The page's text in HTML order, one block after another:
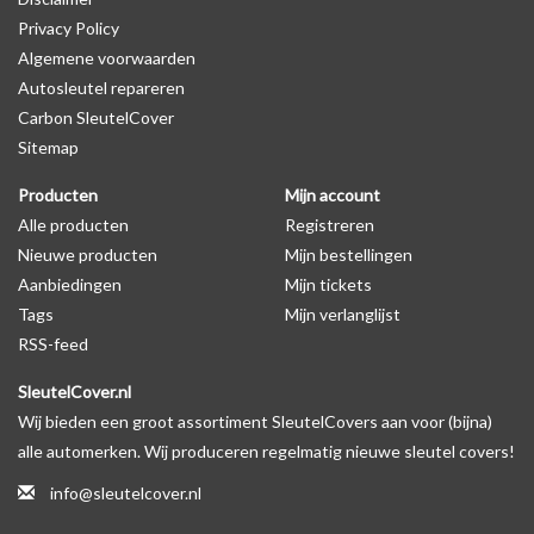
Levering
Voor 16:00 besteld = Dezelfde dag verzonden
Verzending naar België: 1/3 werkdagen
Merk: SleutelCover
Geschikt voor: Ford
Gewicht: 20g
Materiaal: Siliconen
Geschikt voor o.a. de volgende modellen:
* Afhankelijk van het bouwjaar
* Controleer
altijd alsnog eerst uw model sleutel met het
Privacy Policy
Algemene voorwaarden
Autosleutel repareren
Carbon SleutelCover
Sitemap
Producten
Alle producten
Nieuwe producten
Aanbiedingen
Tags
RSS-feed
Mijn account
Registreren
Mijn bestellingen
Mijn tickets
Mijn verlanglijst
SleutelCover.nl
Wij bieden een groot assortiment SleutelCovers aan voor (bijna)
alle automerken. Wij produceren regelmatig nieuwe sleutel covers!
info@sleutelcover.nl